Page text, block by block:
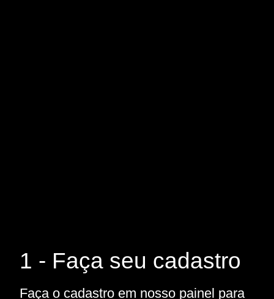
1 - Faça seu cadastro
Faça o cadastro em nosso painel para